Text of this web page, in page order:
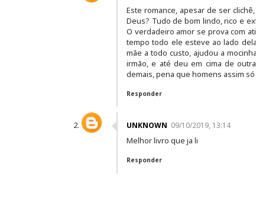
Este romance, apesar de ser
Deus? Tudo de bom lindo, rico e
O verdadeiro amor se prova com
tempo todo ele esteve ao lado
mãe a todo custo, ajudou a
irmão, e até deu em cima de
demais, pena que homens assim
Responder
UNKNOWN 09/10/2019, 13:14
Melhor livro que ja li
Responder